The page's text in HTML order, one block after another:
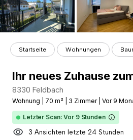
Startseite Wohnungen
8330 Feldbach
Wohnung 70 m² 3 Zimmer Vor 9
Letzter Scan: Vor 9 Stunden
3 Ansichten letzte 24 Stunden